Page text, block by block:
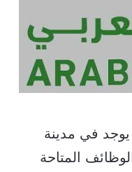
يوجد في مدينة
المتاحة